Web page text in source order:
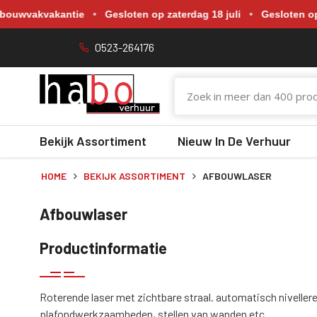
• Gesloten op zaterdag 18 juli • Gesloten op
0523-264176
Bekijk Assortiment Nieuw In De Verhuur
HOME BEKIJK ASSORTIMENT AFBOUWLASER
Afbouwlaser
Productinformatie
Roterende laser met zichtbare straal. automatisch
plafondwerkzaamheden, stellen van wanden etc.